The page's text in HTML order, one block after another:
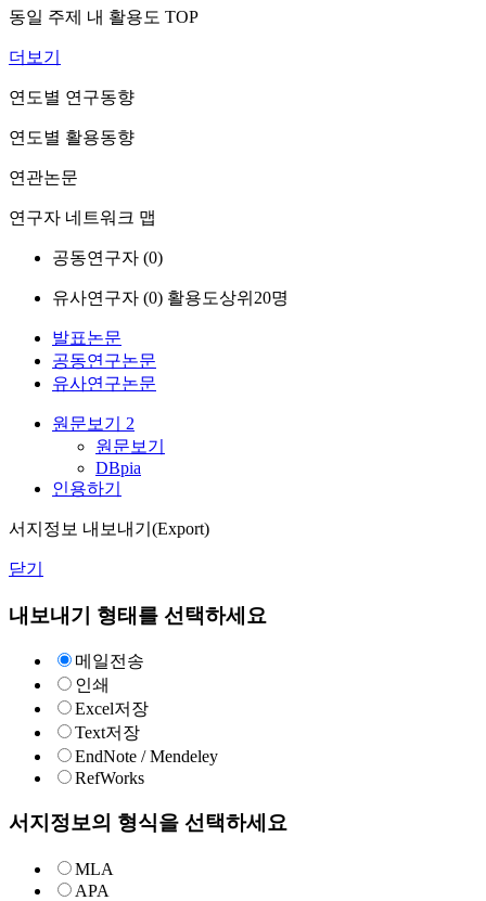
동일 주제 내 활용도 TOP
더보기
연도별 연구동향
연도별 활용동향
연관논문
연구자 네트워크 맵
공동연구자 (0)
유사연구자 (0) 활용도상위20명
발표논문
공동연구논문
유사연구논문
원문보기 2
원문보기
DBpia
인용하기
서지정보 내보내기(Export)
닫기
내보내기 형태를 선택하세요
메일전송
인쇄
Excel저장
Text저장
EndNote / Mendeley
RefWorks
서지정보의 형식을 선택하세요
MLA
APA